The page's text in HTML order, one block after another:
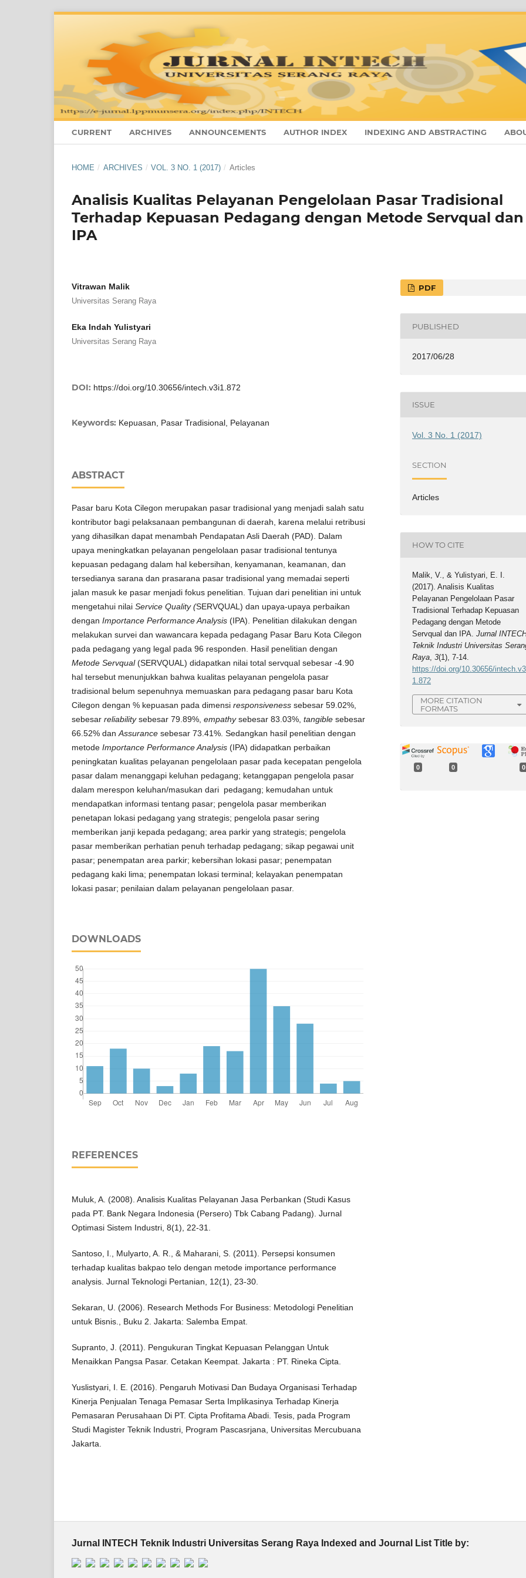
CURRENT ARCHIVES ANNOUNCEMENTS AUTHOR INDEX INDEXING AND ABSTRACTING
HOME / ARCHIVES / VOL. 3 NO. 1 (2017) / Articles
Analisis Kualitas Pelayanan Pengelolaan Pasar Tradisional
Terhadap Kepuasan Pedagang dengan Metode Servqual dan
IPA
Vitrawan Malik
Universitas Serang Raya
Eka Indah Yulistyari
Universitas Serang Raya
DOI: https://doi.org/10.30656/intech.v3i1.872
Keywords: Kepuasan, Pasar Tradisional, Pelayanan
ABSTRACT
Pasar baru Kota Cilegon merupakan pasar tradisional yang menjadi salah satu
kontributor bagi pelaksanaan pembangunan di daerah, karena melalui retribusi
yang dihasilkan dapat menambah Pendapatan Asli Daerah (PAD). Dalam
upaya meningkatkan pelayanan pengelolaan pasar tradisional tentunya
kepuasan pedagang dalam hal kebersihan, kenyamanan, keamanan, dan
tersedianya sarana dan prasarana pasar tradisional yang memadai seperti
jalan masuk ke pasar menjadi fokus penelitian. Tujuan dari penelitian ini untuk
mengetahui nilai Service Quality (SERVQUAL) dan upaya-upaya perbaikan
dengan Importance Performance Analysis (IPA). Penelitian dilakukan dengan
melakukan survei dan wawancara kepada pedagang Pasar Baru Kota Cilegon
pada pedagang yang legal pada 96 responden. Hasil penelitian dengan
Metode Servqual(SERVQUAL) didapatkan nilai total servqual sebesar -4.90
hal tersebut menunjukkan bahwa kualitas pelayanan pengelola pasar
tradisional belum sepenuhnya memuaskan para pedagang pasar baru Kota
Cilegon dengan % kepuasan pada dimensi responsiveness sebesar 59.02%,
sebesar reliabilitysebesar 79.89%, empathysebesar 83.03%, tangible sebesar
66.52% dan Assurance sebesar 73.41%. Sedangkan hasil penelitian dengan
metode Importance Performance Analysis (IPA) didapatkan perbaikan
peningkatan kualitas pelayanan pengelolaan pasar pada kecepatan pengelola
pasar dalam menanggapi keluhan pedagang; ketanggapan pengelola pasar
dalam merespon keluhan/masukan dari pedagang; kemudahan untuk
mendapatkan informasi tentang pasar; pengelola pasar memberikan
penetapan lokasi pedagang yang strategis; pengelola pasar sering
memberikan janji kepada pedagang; area parkir yang strategis; pengelola
pasar memberikan perhatian penuh terhadap pedagang; sikap pegawai unit
pasar; penempatan area parkir; kebersihan lokasi pasar; penempatan
pedagang kaki lima; penempatan lokasi terminal; kelayakan penempatan
lokasi pasar; penilaian dalam pelayanan pengelolaan pasar.
DOWNLOADS
REFERENCES
Muluk, A. (2008). Analisis Kualitas Pelayanan Jasa Perbankan (Studi Kasus
pada PT. Bank Negara Indonesia (Persero) Tbk Cabang Padang). Jurnal
Optimasi Sistem Industri, 8(1), 22-31.
Santoso, I., Mulyarto, A. R., & Maharani, S. (2011). Persepsi konsumen
terhadap kualitas bakpao telo dengan metode importance performance
analysis. Jurnal Teknologi Pertanian, 12(1), 23-30.
Sekaran, U. (2006). Research Methods For Business: Metodologi Penelitian
untuk Bisnis., Buku 2. Jakarta: Salemba Empat.
Supranto, J. (2011). Pengukuran Tingkat Kepuasan Pelanggan Untuk
Menaikkan Pangsa Pasar. Cetakan Keempat. Jakarta : PT. Rineka Cipta.
Yuslistyari, I. E. (2016). Pengaruh Motivasi Dan Budaya Organisasi Terhadap
Kinerja Penjualan Tenaga Pemasar Serta Implikasinya Terhadap Kinerja
Pemasaran Perusahaan Di PT. Cipta Profitama Abadi. Tesis, pada Program
Studi Magister Teknik Industri, Program Pascasrjana, Universitas Mercubuana
Jakarta.
PDF
PUBLISHED
2017/06/28
ISSUE
Vol. 3 No. 1 (2017)
SECTION
Articles
HOW TO CITE
Malik, V., & Yulistyari, E. I.
(2017). Analisis Kualitas
Pelayanan Pengelolaan Pasar
Tradisional Terhadap Kepuasan
Pedagang dengan Metode
Servqual dan IPA.Jurnal
Teknik Industri Universitas
Raya ,3(1), 7-14.
https://doi.org/10.30656/
1.872
MORE CITATION
FORMATS
0 0 0
Jurnal INTECH Teknik Industri Universitas Serang Raya Indexed and Journal List Title by: